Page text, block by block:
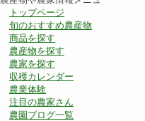
トップページ
旬のおすすめ農産物
商品を探す
農産物を探す
農家を探す
収穫カレンダー
農業体験
注目の農家さん
農園ブログ一覧